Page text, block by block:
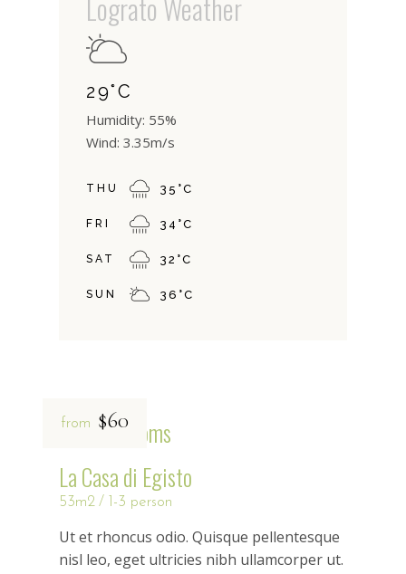
Lograto Weather
29°C
Humidity: 55%
Wind: 3.35m/s
THU 35 °C
FRI 34 °C
SAT 32 °C
SUN 36 °C
Related rooms
from $60
La Casa di Egisto
53m2 1-3 person
Ut et rhoncus odio. Quisque pellentesque
nisl leo, eget ultricies nibh ullamcorper ut.